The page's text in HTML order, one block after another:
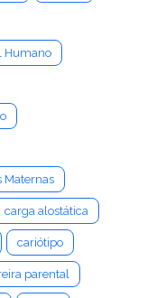
Humano
Maternas
carga alostática
cariótipo
parental